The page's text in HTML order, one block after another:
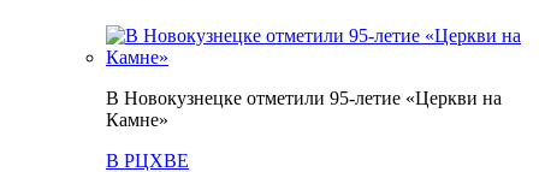
В Новокузнецке отметили 95-летие «Церкви на
Камне»
В РЦХВЕ